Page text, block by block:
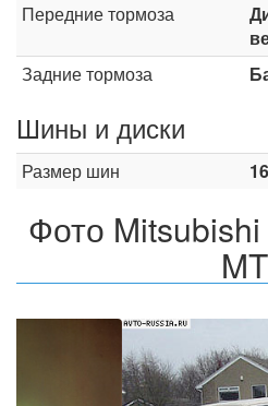
Передние тормоза
Задние тормоза
Шины и диски
Размер шин
Фото
MT